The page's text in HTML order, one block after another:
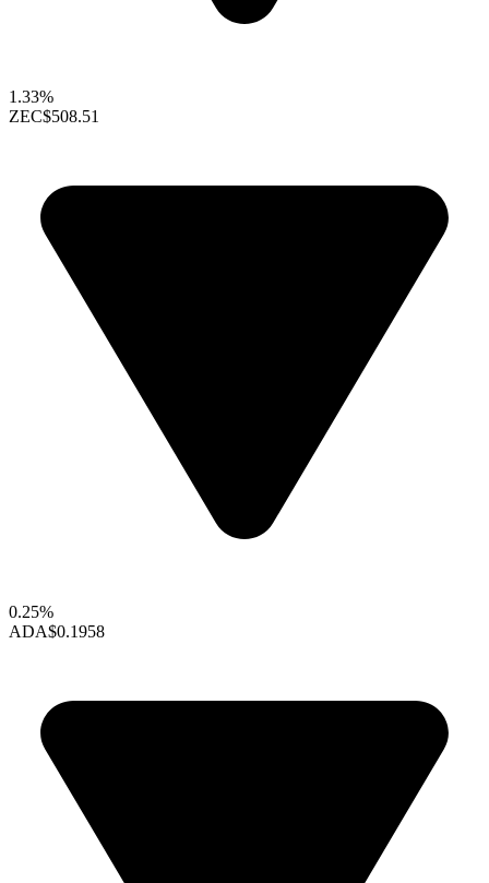
1.33%
ZEC$508.51
0.25%
ADA$0.1958